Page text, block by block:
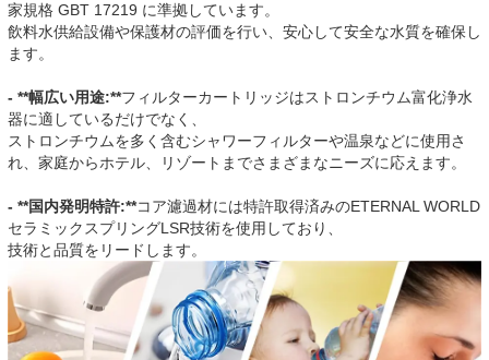
家規格 GBT 17219 に準拠しています。
飲料水供給設備や保護材の評価を行い、安心して安全な水質を確保し
ます。
- **幅広い用途:**フィルターカートリッジはストロンチウム富化浄水
器に適しているだけでなく、
ストロンチウムを多く含むシャワーフィルターや温泉などに使用さ
れ、家庭からホテル、リゾートまでさまざまなニーズに応えます。
- **国内発明特許:**コア濾過材には特許取得済みのETERNAL WORLD
セラミックスプリングLSR技術を使用しており、
技術と品質をリードします。